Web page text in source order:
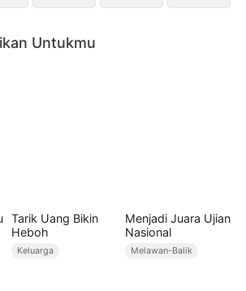
Untukmu
Tarik Uang Bikin
Heboh
Keluarga
Menjadi Juara Ujian
Nasional
Melawan-Balik